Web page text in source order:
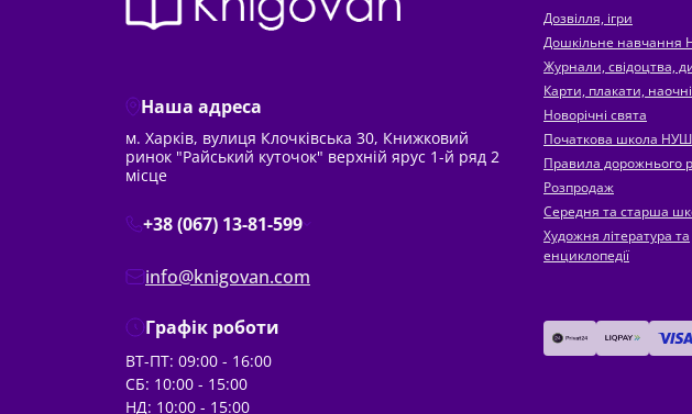
Наша адреса
м. Харків, вулиця Клочківська 30, Книжковий
ринок "Райський куточок" верхній ярус 1-й ряд 2
місце
+38 (067) 13-81-599
info@knigovan.com
Графік роботи
ВТ-ПТ: 09:00 - 16:00
СБ: 10:00 - 15:00
НД: 10:00 - 15:00
Дозвілля, ігри
Дошкільне навчання
Журнали, свідоцтва,
Карти, плакати,
Новорічні свята
Початкова школа НУШ
Правила дорожнього
Розпродаж
Середня та старша
Художня література та
енциклопедії